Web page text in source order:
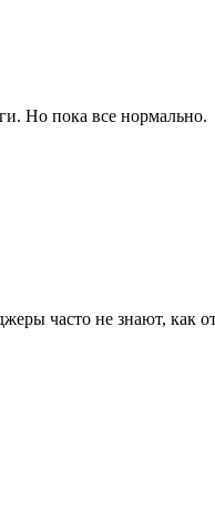
Но пока все нормально.
часто не знают, как